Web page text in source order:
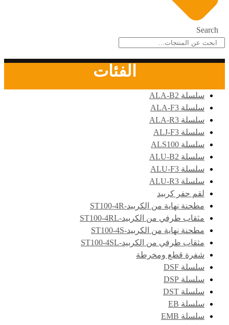
Search
الفئات
سلسلة ALA-B2
سلسلة ALA-F3
سلسلة ALA-R3
سلسلة ALJ-F3
سلسلة ALS100
سلسلة ALU-B2
سلسلة ALU-F3
سلسلة ALU-R3
لقم حفر كربيد
مطحنة نهاية من الكربيد-ST100-4R
مثقاب طرفي من الكربيد-ST100-4RL
مطحنة نهاية من الكربيد-ST100-4S
مثقاب طرفي من الكربيد-ST100-4SL
شفرة قطع ومخرطة
سلسلة DSF
سلسلة DSP
سلسلة DST
سلسلة EB
سلسلة EMB